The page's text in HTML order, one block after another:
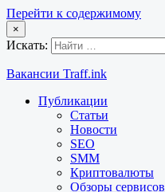
Перейти к содержимому
×
Искать:
Вакансии Traff.ink
Публикации
Статьи
Новости
SEO
SMM
Криптовалюты
Обзоры сервисов